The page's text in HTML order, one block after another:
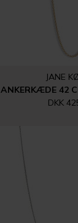
JANE
ANKERKÆDE 42
DKK